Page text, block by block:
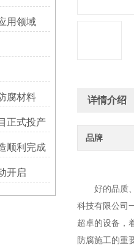
用领域
腐材料
正式投产
顺利完成
开启
详情介绍
品牌
好的品质、*
科技有限公司
超卓的设备，
防腐施工的重